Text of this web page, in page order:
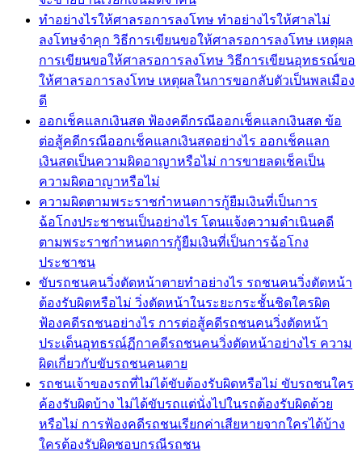
ทำอย่างไรให้ศาลรอการลงโทษ ทำอย่างไรให้ศาลไม่
ลงโทษจำคุก วิธีการเขียนขอให้ศาลรอการลงโทษ เหตุผล
การเขียนขอให้ศาลรอการลงโทษ วิธีการเขียนอุทธรณ์ขอ
ให้ศาลรอการลงโทษ เหตุผลในการขอกลับตัวเป็นพลเมือง
ดี
ออกเช็คแลกเงินสด ฟ้องคดีกรณีออกเช็คแลกเงินสด ข้อ
ต่อสู้คดีกรณีออกเช็คแลกเงินสดอย่างไร ออกเช็คแลก
เงินสดเป็นความผิดอาญาหรือไม่ การขายลดเช็คเป็น
ความผิดอาญาหรือไม่
ความผิดตามพระราชกำหนดการกู้ยืมเงินที่เป็นการ
ฉ้อโกงประชาชนเป็นอย่างไร โดนแจ้งความดำเนินคดี
ตามพระราชกำหนดการกู้ยืมเงินที่เป็นการฉ้อโกง
ประชาชน
ขับรถชนคนวิ่งตัดหน้าตายทำอย่างไร รถชนคนวิ่งตัดหน้า
ต้องรับผิดหรือไม่ วิ่งตัดหน้าในระยะกระชั้นชิดใครผิด
ฟ้องคดีรถชนอย่างไร การต่อสู้คดีรถชนคนวิ่งตัดหน้า
ประเด็นอุทธรณ์ฏีกาคดีรถชนคนวิ่งตัดหน้าอย่างไร ความ
ผิดเกี่ยวกับขับรถชนคนตาย
รถชนเจ้าของรถที่ไม่ได้ขับต้องรับผิดหรือไม่ ขับรถชนใคร
ค้องรับผิดบ้าง ไม่ได้ขับรถแต่นั่งไปในรถต้องรับผิดด้วย
หรือไม่ การฟ้องคดีรถชนเรียกค่าเสียหายจากใครได้บ้าง
ใครต้องรับผิดชอบกรณีรถชน